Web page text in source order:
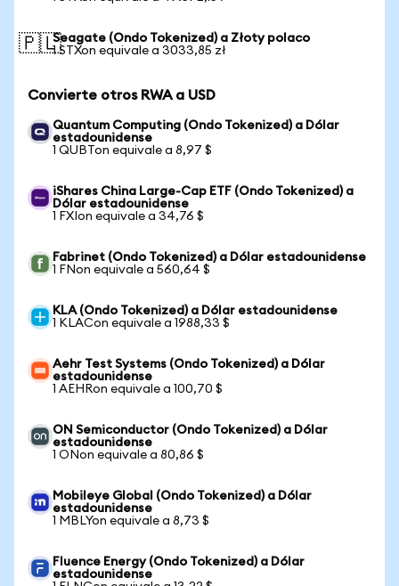
🇵🇱Seagate (Ondo Tokenized) a Złoty polaco
1 STXon equivale a 3033,85 zł
Convierte otros RWA a USD
Quantum Computing (Ondo Tokenized) a Dólar
estadounidense
1 QUBTon equivale a 8,97 $
iShares China Large-Cap ETF (Ondo Tokenized) a
Dólar estadounidense
1 FXIon equivale a 34,76 $
Fabrinet (Ondo Tokenized) a Dólar estadounidense
1 FNon equivale a 560,64 $
KLA (Ondo Tokenized) a Dólar estadounidense
1 KLACon equivale a 1988,33 $
Aehr Test Systems (Ondo Tokenized) a Dólar
estadounidense
1 AEHRon equivale a 100,70 $
ON Semiconductor (Ondo Tokenized) a Dólar
estadounidense
1 ONon equivale a 80,86 $
Mobileye Global (Ondo Tokenized) a Dólar
estadounidense
1 MBLYon equivale a 8,73 $
Fluence Energy (Ondo Tokenized) a Dólar
estadounidense